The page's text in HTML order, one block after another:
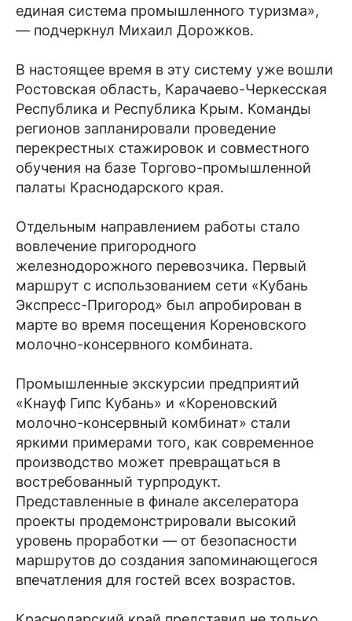
единая система промышленного туризма»,
— подчеркнул Михаил Дорожков.
В настоящее время в эту систему уже вошли
Ростовская область, Карачаево-Черкесская
Республика и Республика Крым. Команды
регионов запланировали проведение
перекрестных стажировок и совместного
обучения на базе Торгово-промышленной
палаты Краснодарского края.
Отдельным направлением работы стало
вовлечение пригородного
железнодорожного перевозчика. Первый
маршрут с использованием сети «Кубань
Экспресс-Пригород» был апробирован в
марте во время посещения Кореновского
молочно-консервного комбината.
Промышленные экскурсии предприятий
«Кнауф Гипс Кубань» и «Кореновский
молочно-консервный комбинат» стали
яркими примерами того, как современное
производство может превращаться в
востребованный турпродукт.
Представленные в финале акселератора
проекты продемонстрировали высокий
уровень проработки — от безопасности
маршрутов до создания запоминающегося
впечатления для гостей всех возрастов.